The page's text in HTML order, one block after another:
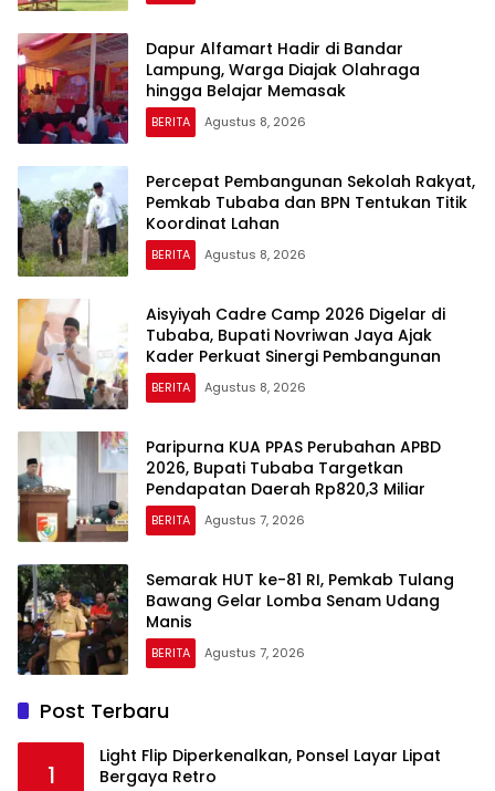
Dapur Alfamart Hadir di Bandar
Lampung, Warga Diajak Olahraga
hingga Belajar Memasak
BERITA Agustus 8, 2026
Percepat Pembangunan Sekolah Rakyat,
Pemkab Tubaba dan BPN Tentukan Titik
Koordinat Lahan
BERITA Agustus 8, 2026
Aisyiyah Cadre Camp 2026 Digelar di
Tubaba, Bupati Novriwan Jaya Ajak
Kader Perkuat Sinergi Pembangunan
BERITA Agustus 8, 2026
Paripurna KUA PPAS Perubahan APBD
2026, Bupati Tubaba Targetkan
Pendapatan Daerah Rp820,3 Miliar
BERITA Agustus 7, 2026
Semarak HUT ke-81 RI, Pemkab Tulang
Bawang Gelar Lomba Senam Udang
Manis
BERITA Agustus 7, 2026
Post Terbaru
1
Light Flip Diperkenalkan, Ponsel Layar Lipat
Bergaya Retro